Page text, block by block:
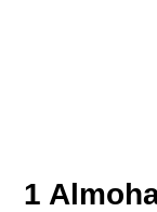
1